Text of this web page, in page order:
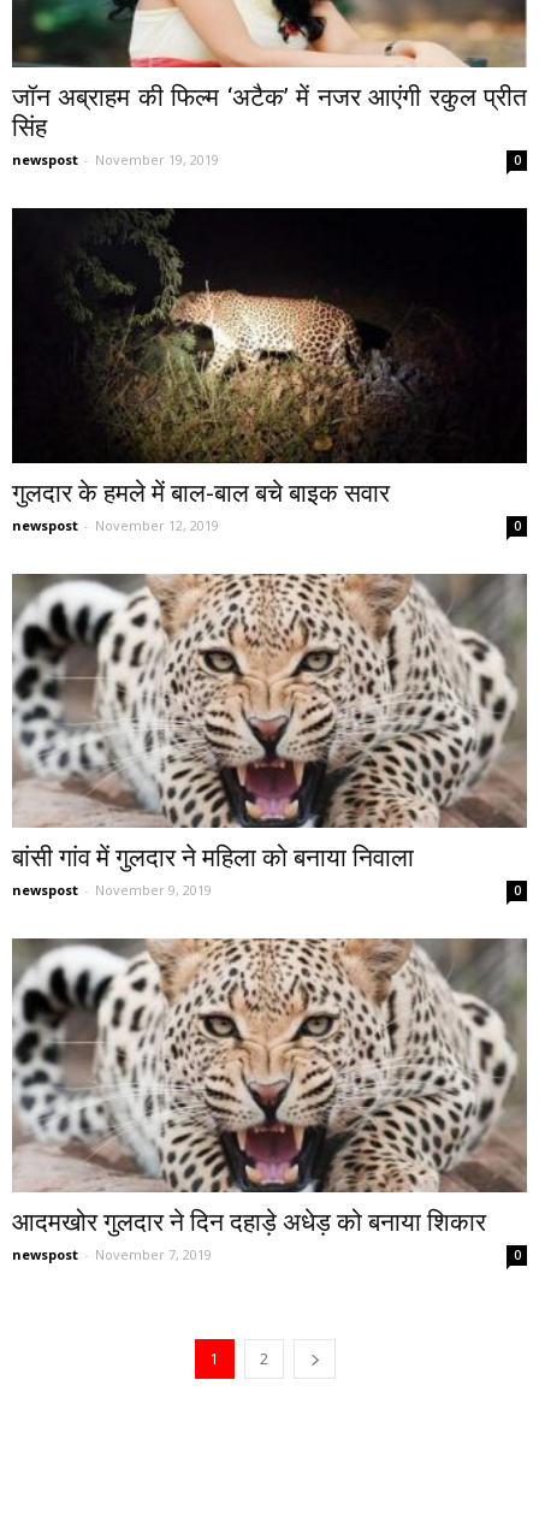
जॉन अब्राहम की फिल्म ‘अटैक’ में नजर आएंगी रकुल प्रीत
सिंह
newspost - November 19, 2019 0
गुलदार के हमले में बाल-बाल बचे बाइक सवार
newspost - November 12, 2019 0
बांसी गांव में गुलदार ने महिला को बनाया निवाला
newspost - November 9, 2019 0
आदमखोर गुलदार ने दिन दहाड़े अधेड़ को बनाया शिकार
newspost - November 7, 2019 0
1 2